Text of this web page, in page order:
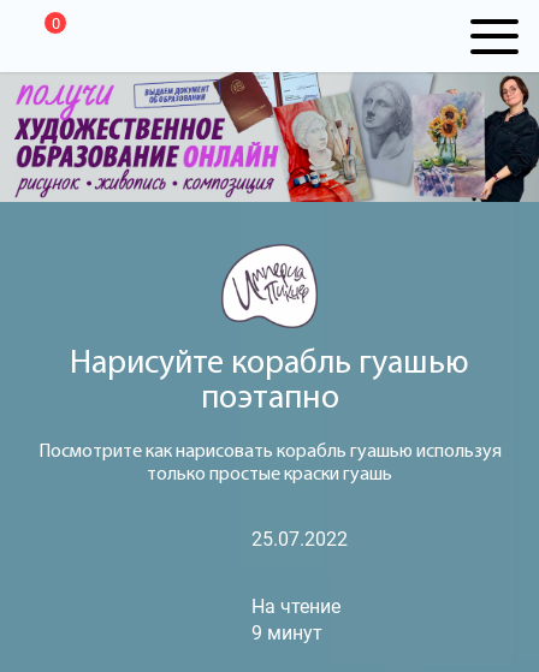
0
Нарисуйте корабль гуашью
поэтапно
Посмотрите как нарисовать корабль гуашью используя
только простые краски гуашь
25.07.2022
На чтение
9 минут